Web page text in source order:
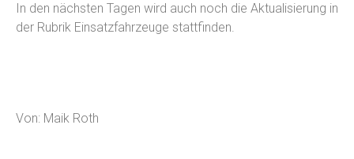
In den nächsten Tagen wird auch noch die Aktualisierung in
der Rubrik Einsatzfahrzeuge stattfinden.
Von: Maik Roth